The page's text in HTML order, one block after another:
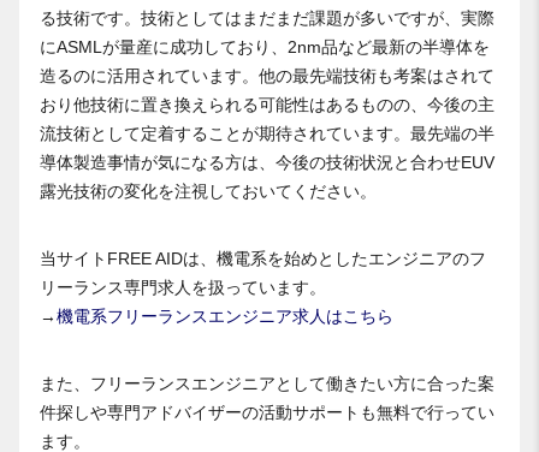
る技術です。技術としてはまだまだ課題が多いですが、実際
にASMLが量産に成功しており、2nm品など最新の半導体を
造るのに活用されています。他の最先端技術も考案はされて
おり他技術に置き換えられる可能性はあるものの、今後の主
流技術として定着することが期待されています。最先端の半
導体製造事情が気になる方は、今後の技術状況と合わせEUV
露光技術の変化を注視しておいてください。
当サイトFREE AIDは、機電系を始めとしたエンジニアのフ
リーランス専門求人を扱っています。
→機電系フリーランスエンジニア求人はこちら
また、フリーランスエンジニアとして働きたい方に合った案
件探しや専門アドバイザーの活動サポートも無料で行ってい
ます。